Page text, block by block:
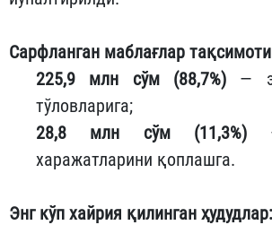
Сарфланган маблағлар
225,9 млн сўм (88,7%) —
тўловларига;
28,8 млн сўм (11,3%)
харажатларини қоплашга.
Энг кўп хайрия қилинган ҳудудлар: